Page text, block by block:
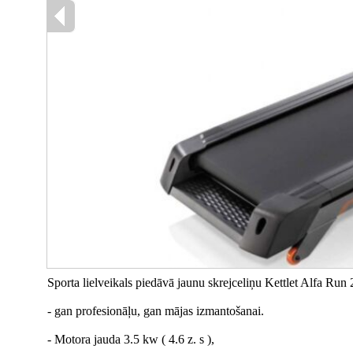
Sporta lielveikals piedāvā jaunu skrejceliņu Kettlet Alfa Run
- gan profesionāļu, gan mājas izmantošanai.
- Motora jauda 3.5 kw ( 4.6 z. s ),